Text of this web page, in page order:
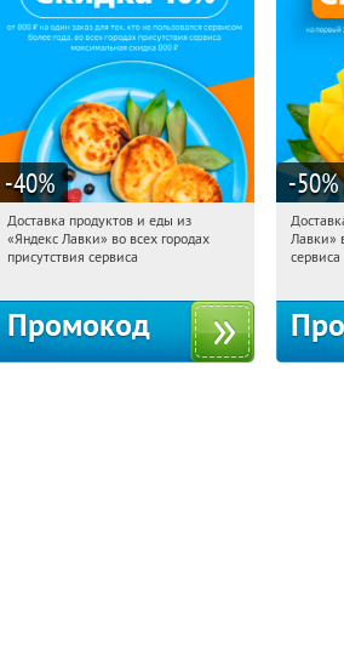
-40%
13:20:32 Получили:
Россия
Доставка продуктов и еды из
«Яндекс Лавки» во всех городах
присутствия сервиса
Промокод
-50%
Россия
Лавки»
сервиса